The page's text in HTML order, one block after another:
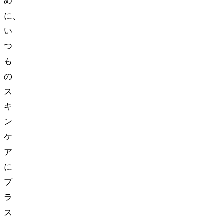
に、
い
つ
も
の
ス
キ
ン
ケ
ア
に
プ
ラ
ス